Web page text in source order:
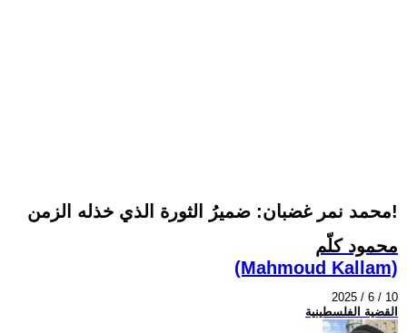
محمد نمر غضبان: ضميرُ الثورة الذي خذله الزمن!
محمود كلّم
(Mahmoud Kallam)
2025 / 6 / 10
القضية الفلسطينية